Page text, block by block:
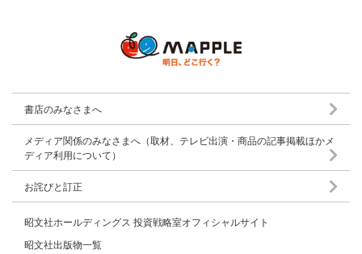
書店のみなさまへ
メディア関係のみなさまへ（取材、テレビ出演・商品の記事掲載ほかメ
ディア利用について）
お詫びと訂正
昭文社ホールディングス 投資戦略室オフィシャルサイト
昭文社出版物一覧